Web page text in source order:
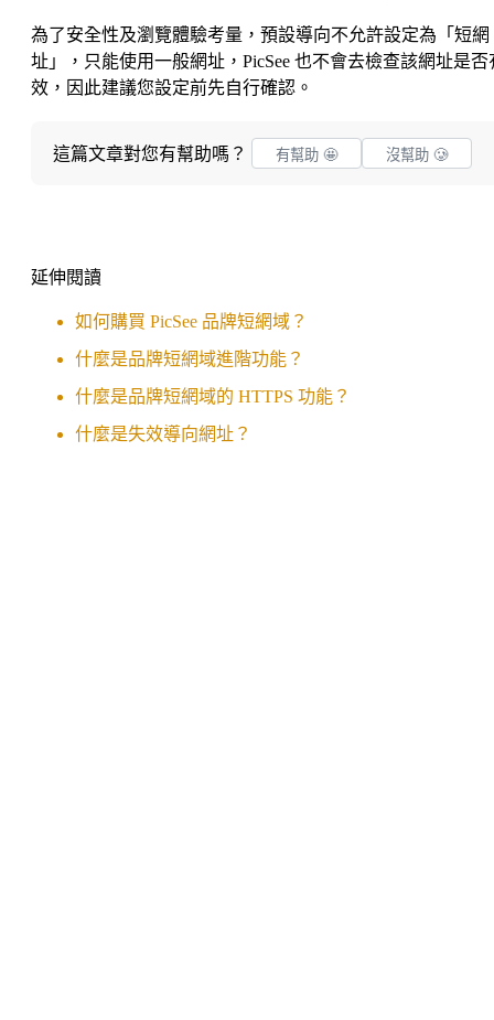
為了安全性及瀏覽體驗考量，預設導向不允許設定為「短網
址」，只能使用一般網址，PicSee 也不會去檢查該網址是否
效，因此建議您設定前先自行確認。
這篇文章對您有幫助嗎？ 有幫助 🤩 沒幫助 🥲
延伸閱讀
如何購買 PicSee 品牌短網域？
什麼是品牌短網域進階功能？
什麼是品牌短網域的 HTTPS 功能？
什麼是失效導向網址？